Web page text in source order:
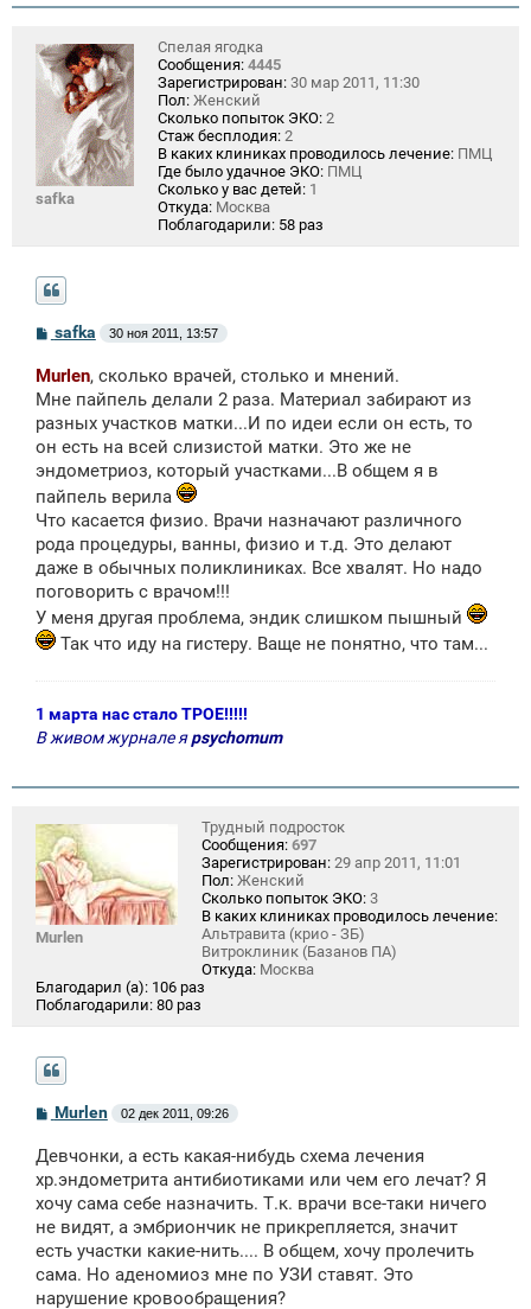
safka
Спелая ягодка
Сообщения: 4445
Зарегистрирован: 30 мар 2011, 11:30
Пол: Женский
Сколько попыток ЭКО: 2
Стаж бесплодия: 2
В каких клиниках проводилось лечение: ПМЦ
Где было удачное ЭКО: ПМЦ
Сколько у вас детей: 1
Откуда: Москва
Поблагодарили: 58 раз
С
б
щ
н
и
safka 30 ноя 2011, 13:57
Murlen, сколько врачей, столько и мнений.
Мне пайпель делали 2 раза. Материал забирают из
разных участков матки...И по идеи если он есть, то
он есть на всей слизистой матки. Это же не
эндометриоз, который участками...В общем я в
пайпель верила
Что касается физио. Врачи назначают различного
рода процедуры, ванны, физио и т.д. Это делают
даже в обычных поликлиниках. Все хвалят. Но надо
поговорить с врачом!!!
У меня другая проблема, эндик слишком пышный
Так что иду на гистеру. Ваще не понятно, что там...
1 марта нас стало ТРОЕ!!!!!
В живом журнале яpsychomum
Murlen
Трудный подросток
Сообщения: 697
Зарегистрирован: 29 апр 2011, 11:01
Пол: Женский
Сколько попыток ЭКО: 3
В каких клиниках проводилось лечение:
Альтравита (крио - ЗБ)
Витроклиник (Базанов ПА)
Откуда: Москва
Благодарил (а): 106 раз
Поблагодарили: 80 раз
С
б
щ
н
и
Murlen 02 дек 2011, 09:26
Девчонки, а есть какая-нибудь схема лечения
хр.эндометрита антибиотиками или чем его лечат? Я
хочу сама себе назначить. Т.к. врачи все-таки ничего
не видят, а эмбриончик не прикрепляется, значит
есть участки какие-нить.... В общем, хочу пролечить
сама. Но аденомиоз мне по УЗИ ставят. Это
нарушение кровообращения?